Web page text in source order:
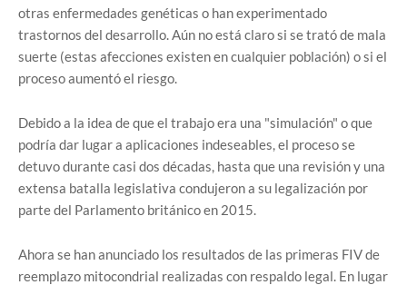
otras enfermedades genéticas o han experimentado
trastornos del desarrollo. Aún no está claro si se trató de mala
suerte (estas afecciones existen en cualquier población) o si el
proceso aumentó el riesgo.
Debido a la idea de que el trabajo era una "simulación" o que
podría dar lugar a aplicaciones indeseables, el proceso se
detuvo durante casi dos décadas, hasta que una revisión y una
extensa batalla legislativa condujeron a su legalización por
parte del Parlamento británico en 2015.
Ahora se han anunciado los resultados de las primeras FIV de
reemplazo mitocondrial realizadas con respaldo legal. En lugar